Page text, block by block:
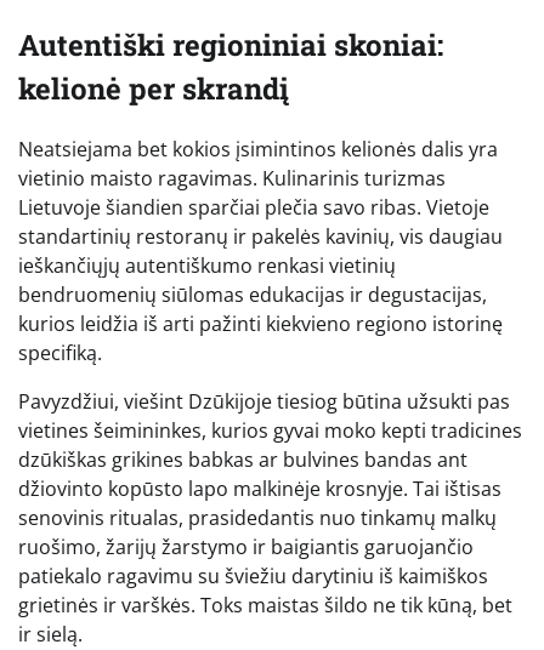
Autentiški regioniniai skoniai:
kelionė per skrandį
Neatsiejama bet kokios įsimintinos kelionės dalis yra
vietinio maisto ragavimas. Kulinarinis turizmas
Lietuvoje šiandien sparčiai plečia savo ribas. Vietoje
standartinių restoranų ir pakelės kavinių, vis daugiau
ieškančiųjų autentiškumo renkasi vietinių
bendruomenių siūlomas edukacijas ir degustacijas,
kurios leidžia iš arti pažinti kiekvieno regiono istorinę
specifiką.
Pavyzdžiui, viešint Dzūkijoje tiesiog būtina užsukti pas
vietines šeimininkes, kurios gyvai moko kepti tradicines
dzūkiškas grikines babkas ar bulvines bandas ant
džiovinto kopūsto lapo malkinėje krosnyje. Tai ištisas
senovinis ritualas, prasidedantis nuo tinkamų malkų
ruošimo, žarijų žarstymo ir baigiantis garuojančio
patiekalo ragavimu su šviežiu darytiniu iš kaimiškos
grietinės ir varškės. Toks maistas šildo ne tik kūną, bet
ir sielą.